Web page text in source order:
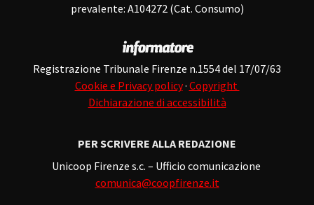
prevalente: A104272 (Cat. Consumo)
Registrazione Tribunale Firenze n.1554 del 17/07/63
Cookie e Privacy policy· Copyright
Dichiarazione di accessibilità
PER SCRIVERE ALLA REDAZIONE
Unicoop Firenze s.c. – Ufficio comunicazione
comunica@coopfirenze.it